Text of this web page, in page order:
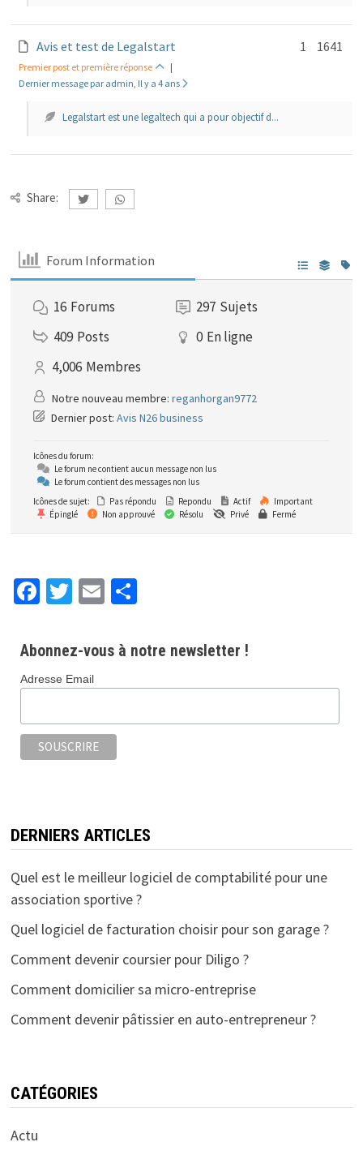
Avis et test de Legalstart
Premier post et première réponse
|
Dernier message par admin, Il y a 4 ans
1641
1
Legalstart est une legaltech qui a pour objectif d...
Share:
Forum Information
16 Forums 297 Sujets
409 Posts 0 En ligne
4,006 Membres
Notre nouveau membre: reganhorgan9772
Dernier post: Avis N26 business
Icônes du forum:
Le forum ne contient aucun message non lus
Le forum contient des messages non lus
Icônes de sujet:
Pas répondu Repondu Actif
Important
Épinglé
Non approuvé Résolu Privé Fermé
Fa
b
o
o
k
T
tt
er
E
ai
P
ta
r
Abonnez-vous à notre newsletter !
Adresse Email
DERNIERS ARTICLES
Quel est le meilleur logiciel de comptabilité pour une
association sportive ?
Quel logiciel de facturation choisir pour son garage ?
Comment devenir coursier pour Diligo ?
Comment domicilier sa micro-entreprise
Comment devenir pâtissier en auto-entrepreneur ?
CATÉGORIES
Actu